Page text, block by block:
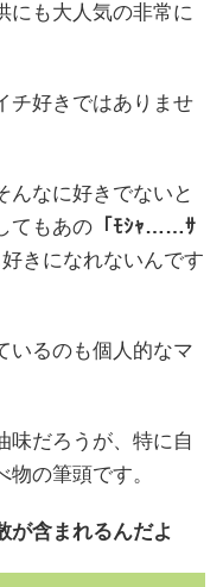
にも大人気の非常に
好きではありませ
んなに好きでないと
てもあの 「ﾓｼｬ……ｻ
きになれないんです
いるのも個人的なマ
味だろうが、特に自
の筆頭です。
が含まれるんだよ